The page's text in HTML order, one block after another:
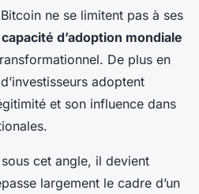
ne se limitent pas à ses
capacité d’adoption mondiale
De plus en
adoptent
et son influence dans
cet angle, il devient
largement le cadre d’un